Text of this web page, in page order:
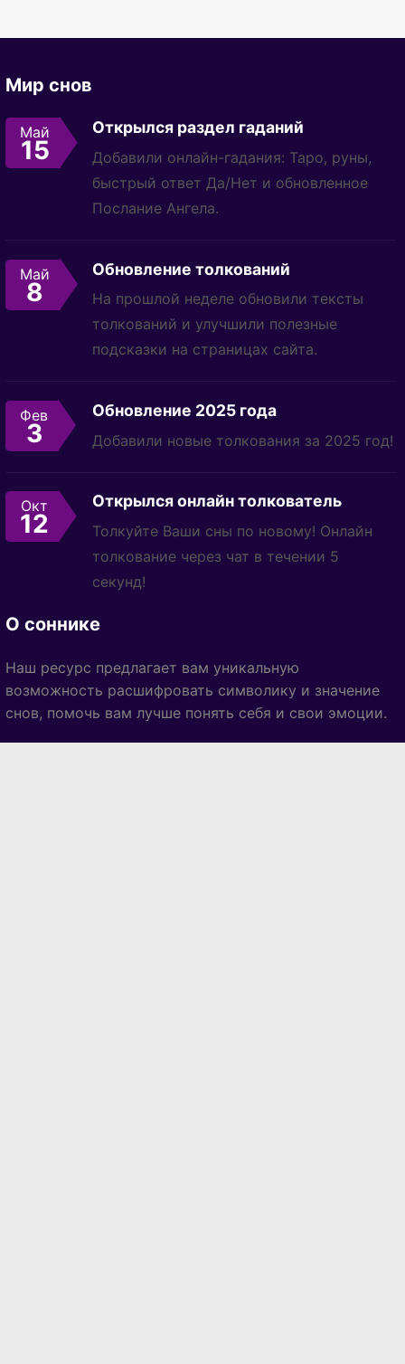
Мир снов
Май
15
Открылся раздел гаданий
Добавили онлайн-гадания: Таро, руны,
быстрый ответ Да/Нет и обновленное
Послание Ангела.
Май
8
Обновление толкований
На прошлой неделе обновили тексты
толкований и улучшили полезные
подсказки на страницах сайта.
Фев
3
Обновление 2025 года
Добавили новые толкования за 2025 год!
Окт
12
Открылся онлайн толкователь
Толкуйте Ваши сны по новому! Онлайн
толкование через чат в течении 5
секунд!
О соннике
Наш ресурс предлагает вам уникальную
возможность расшифровать символику и значение
снов, помочь вам лучше понять себя и свои эмоции.